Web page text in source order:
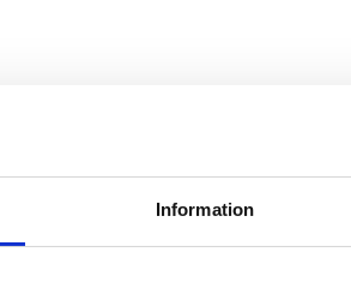
Information